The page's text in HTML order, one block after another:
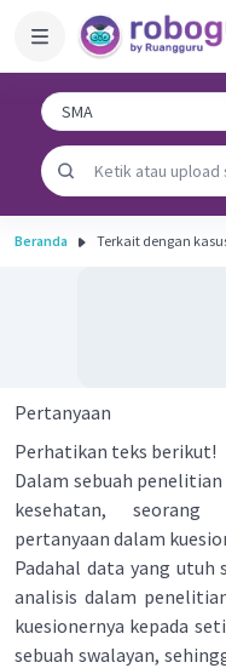
Beranda Terkait dengan
Pertanyaan
Perhatikan teks berikut!
Dalam sebuah
kesehatan, seorang
pertanyaan dalam
Padahal data yang
analisis dalam
kuesionernya kepada
sebuah swalayan,